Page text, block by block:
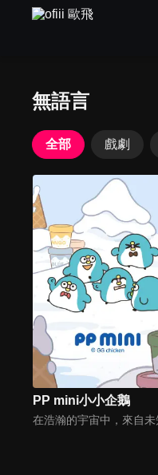
無語言
全部 戲劇
PP mini小小企鵝